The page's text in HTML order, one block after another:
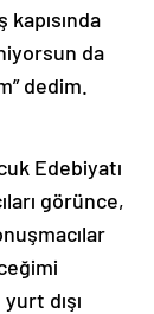
da
dedim.
Edebiyatı
görünce,
dışı